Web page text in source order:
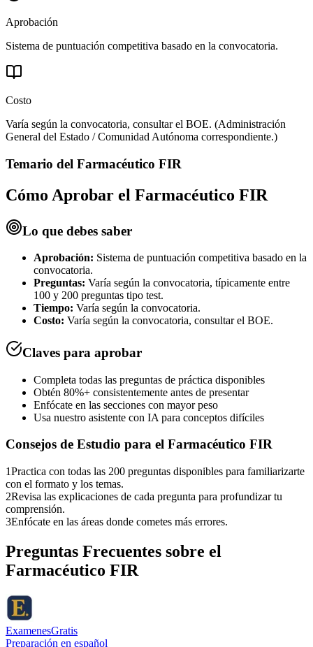
Aprobación
Sistema de puntuación competitiva basado en la convocatoria.
Costo
Varía según la convocatoria, consultar el BOE. (Administración
General del Estado / Comunidad Autónoma correspondiente.)
Temario del Farmacéutico FIR
Cómo Aprobar el Farmacéutico FIR
Lo que debes saber
Aprobación: Sistema de puntuación competitiva basado en la
convocatoria.
Preguntas: Varía según la convocatoria, típicamente entre
100 y 200 preguntas tipo test.
Tiempo: Varía según la convocatoria.
Costo: Varía según la convocatoria, consultar el BOE.
Claves para aprobar
Completa todas las preguntas de práctica disponibles
Obtén 80%+ consistentemente antes de presentar
Enfócate en las secciones con mayor peso
Usa nuestro asistente con IA para conceptos difíciles
Consejos de Estudio para el Farmacéutico FIR
1Practica con todas las 200 preguntas disponibles para familiarizarte
con el formato y los temas.
2Revisa las explicaciones de cada pregunta para profundizar tu
comprensión.
3Enfócate en las áreas donde cometes más errores.
Preguntas Frecuentes sobre el
Farmacéutico FIR
ExamenesGratis
Preparación en español